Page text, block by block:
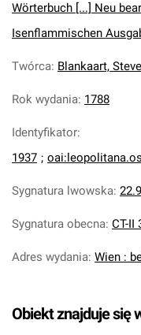
Wörterbuch [...] Neu
Isenflammischen
Twórca: Blankaart,
Rok wydania: 1788
Identyfikator:
1937 ;
Sygnatura lwowska:
Sygnatura obecna: CT-II
Adres wydania: Wien :
Obiekt znajduje się